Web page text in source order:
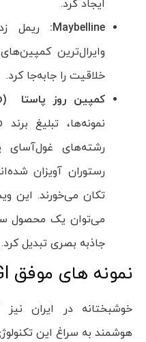
ایجاد کرد.
Maybelline
: ریمل
وایرال‌ترین
خلاقیت را جابه‌جا کرد.
کمپین روز پاستا
(Vapiano)
رشته‌های غول‌آسای
رستوران آویزان
تکان می‌خورند. این
جاذبه بصری تبدیل کرد.
نمونه های موفق CGI در ایران
خوشبختانه در ایران
هوشمند به سراغ این